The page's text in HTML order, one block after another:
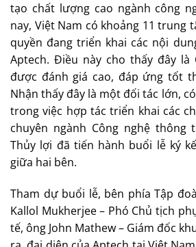
tạo chất lượng cao ngành công
nay, Việt Nam có khoảng 11 trung
quyền đang triển khai các nội
Aptech. Điều này cho thấy đây là
được đánh giá cao, đáp ứng tốt
Nhận thấy đây là một đối tác lớn,
trong việc hợp tác triển khai các
chuyên ngành Công nghệ
Thủy lợi đã tiến hành buổi lễ ký
giữa hai bên.
Tham dự buổi lễ, bên phía Tập
Kallol Mukherjee – Phó Chủ tịch
tế, ông John Mathew – Giám đốc